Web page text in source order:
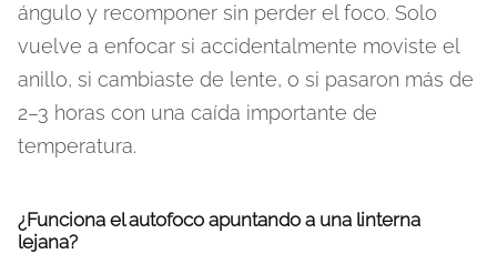
ángulo y recomponer sin perder el foco. Solo
vuelve a enfocar si accidentalmente moviste el
anillo, si cambiaste de lente, o si pasaron más de
2–3 horas con una caída importante de
temperatura.
¿Funciona el autofoco apuntando a una linterna
lejana?